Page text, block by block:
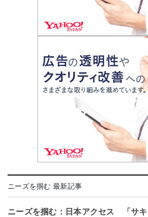
ニーズを掴む 最新記事
ニーズを掴む：日本アクセス 「サキ